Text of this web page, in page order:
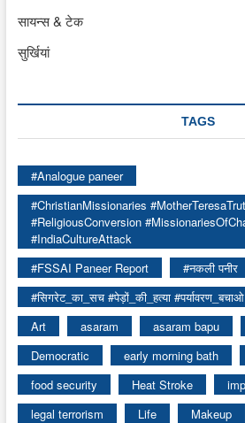
सायन्स & टेक
सुर्खियां
TAGS
#Analogue paneer
#ChristianMissionaries
#ReligiousConversion
#IndiaCultureAttack
#FSSAI Paneer Report
#नकली पनीर
#सिगरेट_का_सच #पेड़ों_की_हत्या
Art
asaram asaram bapu
Democratic
early morning bath
food security
Heat Stroke
legal terrorism
Life
Makeup